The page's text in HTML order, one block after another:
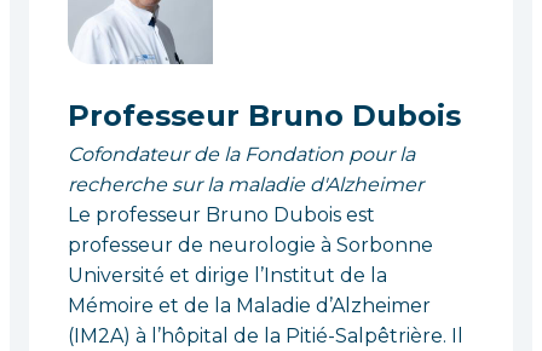
Professeur Bruno Dubois
Cofondateur de la Fondation pour la
recherche sur la maladie d'Alzheimer
Le professeur Bruno Dubois est
professeur de neurologie à Sorbonne
Université et dirige l’Institut de la
Mémoire et de la Maladie d’Alzheimer
(IM2A) à l’hôpital de la Pitié-Salpêtrière. Il